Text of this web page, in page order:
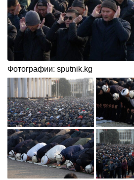
Фотографии: sputnik.kg